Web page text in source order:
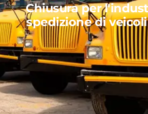
Chiusura per
spedizione di